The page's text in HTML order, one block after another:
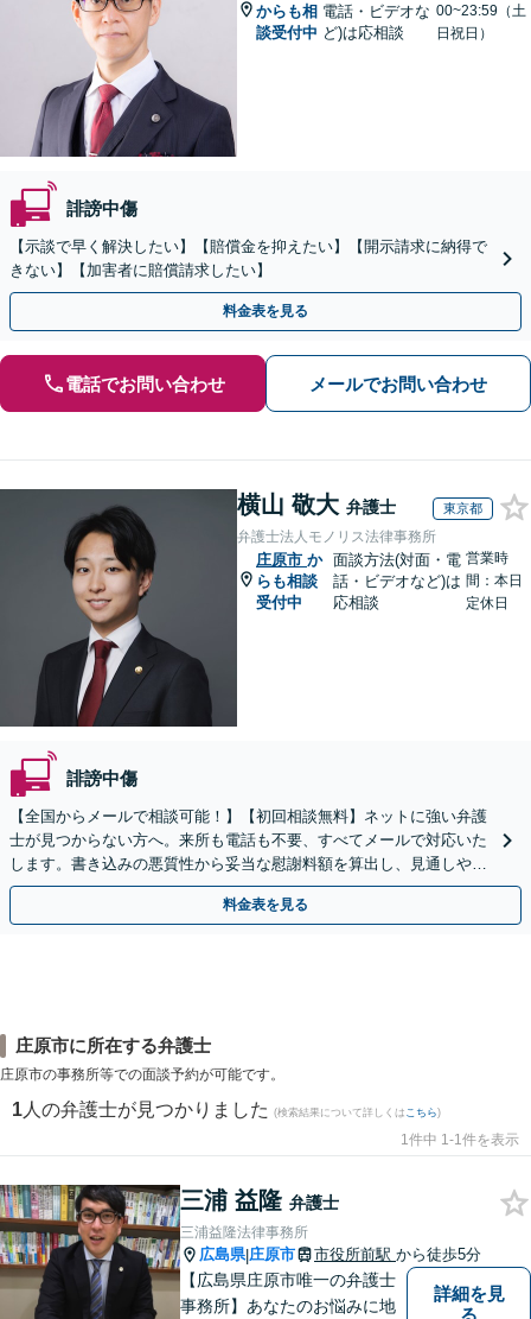
からも相
談受付中
電話・ビデオな
ど)は応相談
00~23:59（土
日祝日）
誹謗中傷
【示談で早く解決したい】【賠償金を抑えたい】【開示請求に納得で
きない】【加害者に賠償請求したい】
料金表を見る
電話でお問い合わせ メールでお問い合わせ
横山 敬大 弁護士 東京都
弁護士法人モノリス法律事務所
庄原市 か
らも相談
受付中
面談方法(対面・電
話・ビデオなど)は
応相談
営業時
間：本日
定休日
誹謗中傷
【全国からメールで相談可能！】【初回相談無料】ネットに強い弁護
士が見つからない方へ。来所も電話も不要、すべてメールで対応いた
します。書き込みの悪質性から妥当な慰謝料額を算出し、見通しや費
用面のリスクも包み隠さずお伝えしサポートします。
料金表を見る
庄原市に所在する弁護士
庄原市の事務所等での面談予約が可能です。
1 人の弁護士が見つかりました (検索結果について詳しくは こちら)
1件中 1-1件を表示
三浦 益隆 弁護士
三浦益隆法律事務所
広島県|庄原市 市役所前駅 から徒歩5分
【広島県庄原市唯一の弁護士
事務所】あなたのお悩みに地
詳細を見
る